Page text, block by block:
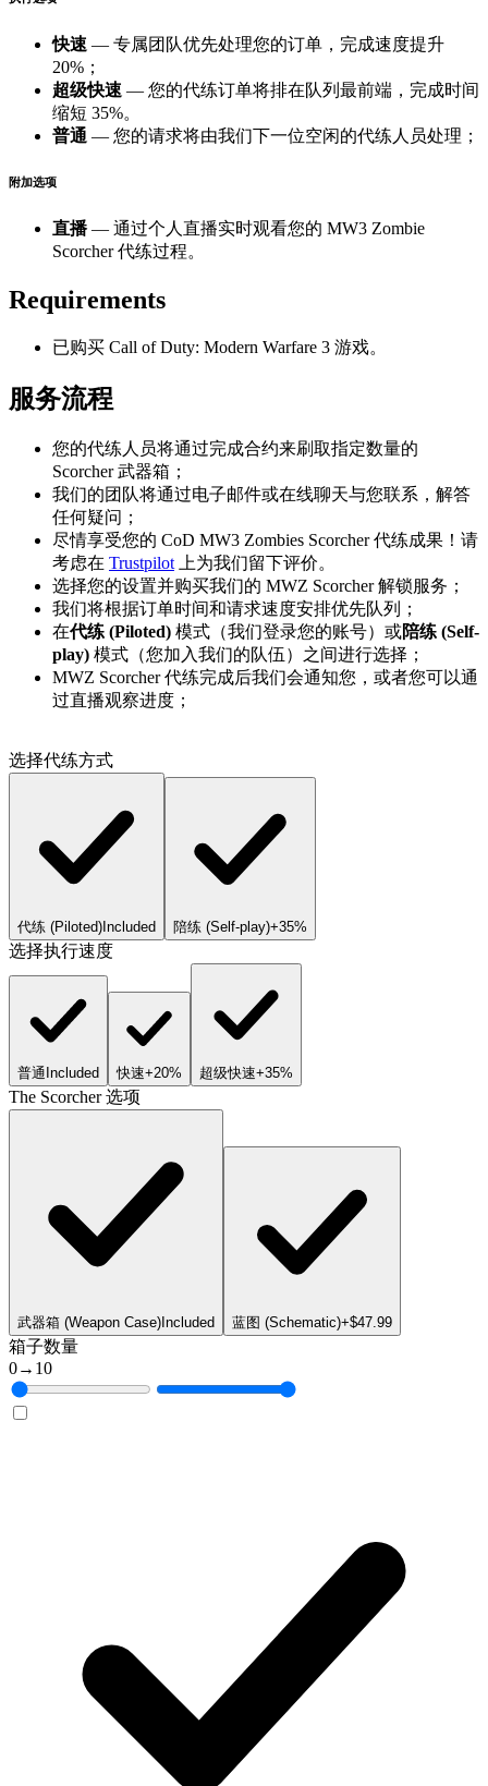
快速 — 专属团队优先处理您的订单，完成速度提升
20%；
超级快速 — 您的代练订单将排在队列最前端，完成时间
缩短 35%。
普通 — 您的请求将由我们下一位空闲的代练人员处理；
附加选项
直播— 通过个人直播实时观看您的 MW3 Zombie
Scorcher 代练过程。
Requirements
已购买 Call of Duty: Modern Warfare 3 游戏。
服务流程
您的代练人员将通过完成合约来刷取指定数量的
Scorcher 武器箱；
我们的团队将通过电子邮件或在线聊天与您联系，解答
任何疑问；
尽情享受您的 CoD MW3 Zombies Scorcher 代练成果！请
考虑在 Trustpilot 上为我们留下评价。
选择您的设置并购买我们的 MWZ Scorcher 解锁服务；
我们将根据订单时间和请求速度安排优先队列；
在代练 (Piloted) 模式（我们登录您的账号）或陪练 (Self-
play) 模式（您加入我们的队伍）之间进行选择；
MWZ Scorcher 代练完成后我们会通知您，或者您可以通
过直播观察进度；
选择代练方式
代练 (Piloted) Included 陪练 (Self-play)+35%
选择执行速度
普通 Included 快速+20% 超级快速+35%
The Scorcher 选项
武器箱 (Weapon Case) Included 蓝图 (Schematic)+$47.99
箱子数量
0→ 10